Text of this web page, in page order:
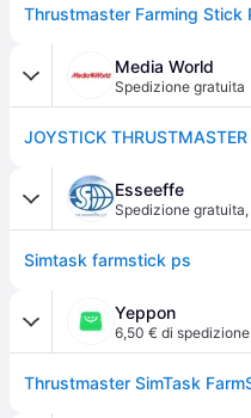
Media World
Spedizione gratuita
Esseeffe
Spedizione gratuita,
Simtask farmstick ps
Yeppon
6,50 € di spedizione